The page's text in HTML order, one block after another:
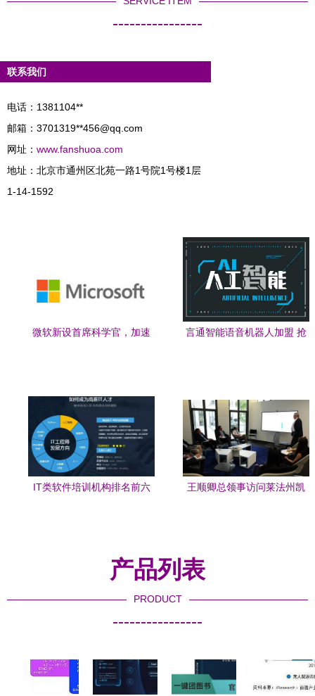
----------------
联系我们
电话：1381104**
邮箱：3701319**456@qq.com
网址： www.fanshuoa.com
地址：北京市通州区北苑一路1号院1号楼1层
1-14-1592
微软新设首席科学官，加速
言通智能语音机器人加盟 抢
IT类软件培训机构排名前六
王顺卿总领事访问莱法州凯
产品列表
PRODUCT
----------------